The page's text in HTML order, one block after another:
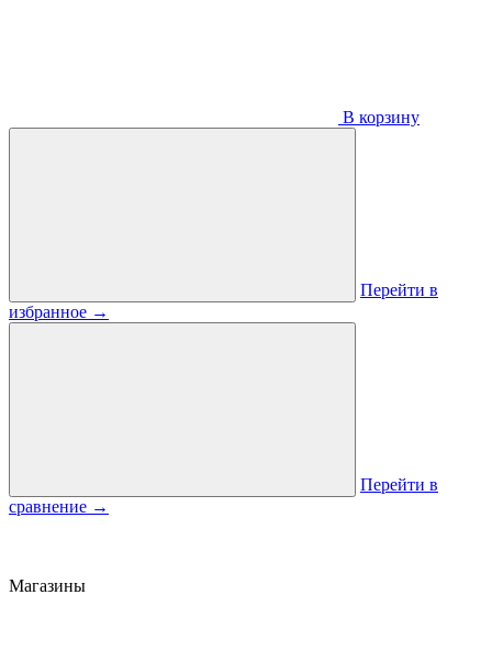
В корзину
Перейти в
избранное →
Перейти в
сравнение →
Магазины